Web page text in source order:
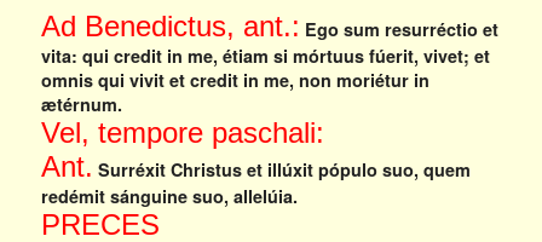
Ad Benedictus, ant.: Ego sum resurréctio et
vita: qui credit in me, étiam si mórtuus fúerit, vivet; et
omnis qui vivit et credit in me, non moriétur in
ætérnum.
Vel, tempore paschali:
Ant. Surréxit Christus et illúxit pópulo suo, quem
redémit sánguine suo, allelúia.
PRECES